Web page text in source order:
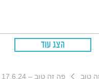
הצג עוד
טוב פה זה טוב – 17.6.24